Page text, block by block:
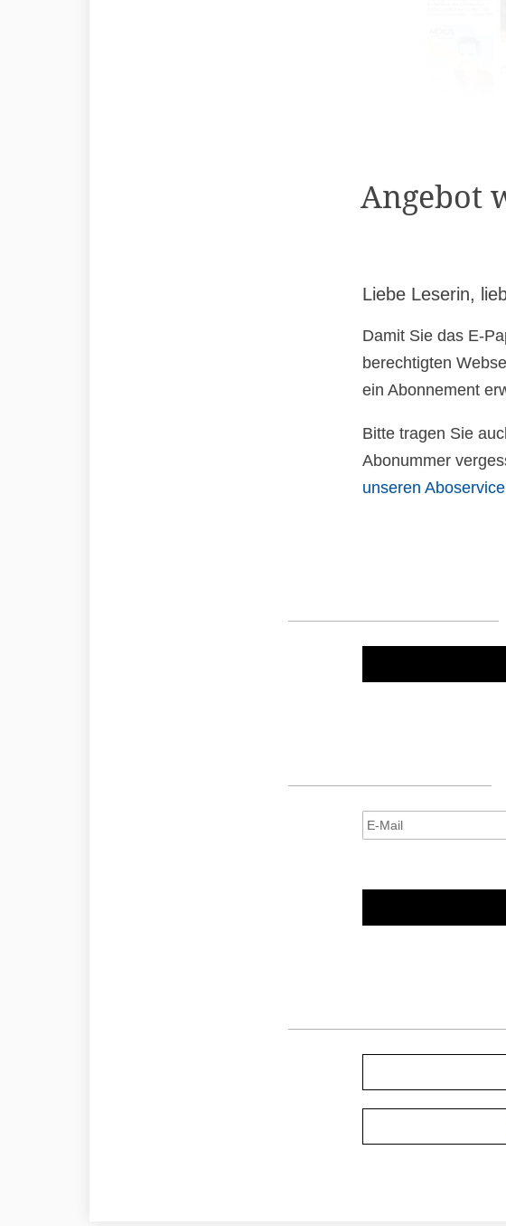
Angebot
Liebe Leserin,
Damit Sie das E-
berechtigten
ein Abonnement
Bitte tragen Sie
Abonummer
unseren Aboservice